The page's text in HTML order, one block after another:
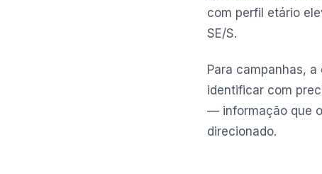
com perfil etário
SE/S.
Para campanhas,
identificar com
— informação que
direcionado.